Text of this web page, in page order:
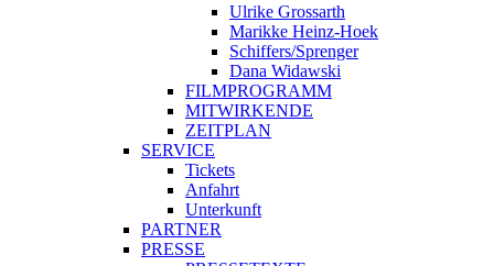
Ulrike Grossarth
Marikke Heinz-Hoek
Schiffers/Sprenger
Dana Widawski
FILMPROGRAMM
MITWIRKENDE
ZEITPLAN
SERVICE
Tickets
Anfahrt
Unterkunft
PARTNER
PRESSE